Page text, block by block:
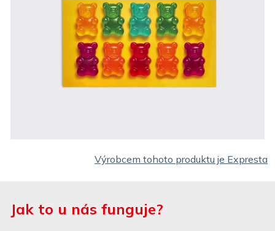
Výrobcem tohoto produktu je Expresta
Jak to u nás funguje?